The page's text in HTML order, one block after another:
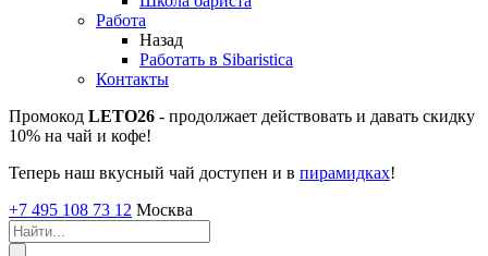
Работа
Назад
Работать в Sibaristica
Контакты
Промокод LETO26 - продолжает действовать и давать скидку
10% на чай и кофе!
Теперь наш вкусный чай доступен и в пирамидках!
+7 495 108 73 12 Москва